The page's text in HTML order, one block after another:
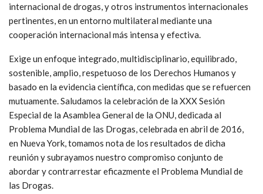
internacional de drogas, y otros instrumentos internacionales
pertinentes, en un entorno multilateral mediante una
cooperación internacional más intensa y efectiva.
Exige un enfoque integrado, multidisciplinario, equilibrado,
sostenible, amplio, respetuoso de los Derechos Humanos y
basado en la evidencia científica, con medidas que se refuercen
mutuamente. Saludamos la celebración de la XXX Sesión
Especial de la Asamblea General de la ONU, dedicada al
Problema Mundial de las Drogas, celebrada en abril de 2016,
en Nueva York, tomamos nota de los resultados de dicha
reunión y subrayamos nuestro compromiso conjunto de
abordar y contrarrestar eficazmente el Problema Mundial de
las Drogas.